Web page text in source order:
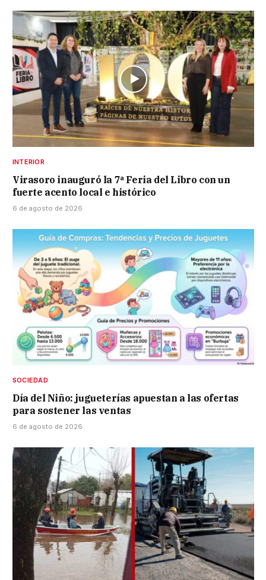
INTERIOR
Virasoro inauguró la 7ª Feria del Libro con un
fuerte acento local e histórico
6 de agosto de 2026
SOCIEDAD
Día del Niño: jugueterías apuestan a las ofertas
para sostener las ventas
6 de agosto de 2026